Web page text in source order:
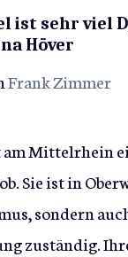
ist sehr viel
Höver
Frank Zimmer
am Mittelrhein
Sie ist in
sondern
zuständig.